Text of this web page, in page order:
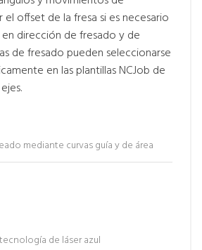
el offset de la fresa si es necesario
en dirección de fresado y de
de fresado pueden seleccionarse
en las plantillas NCJob de
mediante curvas guía y de área
de láser azul